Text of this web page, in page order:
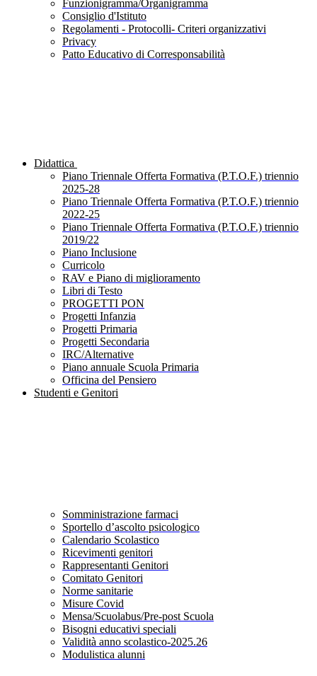
Funzionigramma/Organigramma
Consiglio d'Istituto
Regolamenti - Protocolli- Criteri organizzativi
Privacy
Patto Educativo di Corresponsabilità
Didattica
Piano Triennale Offerta Formativa (P.T.O.F.) triennio
2025-28
Piano Triennale Offerta Formativa (P.T.O.F.) triennio
2022-25
Piano Triennale Offerta Formativa (P.T.O.F.) triennio
2019/22
Piano Inclusione
Curricolo
RAV e Piano di miglioramento
Libri di Testo
PROGETTI PON
Progetti Infanzia
Progetti Primaria
Progetti Secondaria
IRC/Alternative
Piano annuale Scuola Primaria
Officina del Pensiero
Studenti e Genitori
Somministrazione farmaci
Sportello d’ascolto psicologico
Calendario Scolastico
Ricevimenti genitori
Rappresentanti Genitori
Comitato Genitori
Norme sanitarie
Misure Covid
Mensa/Scuolabus/Pre-post Scuola
Bisogni educativi speciali
Validità anno scolastico-2025.26
Modulistica alunni